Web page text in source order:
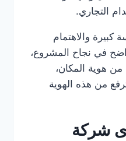
التجاري.
كبيرة والاهتمام
واضح في نجاح المشروع،
هوية المكان،
من هذه الهوية
شركة